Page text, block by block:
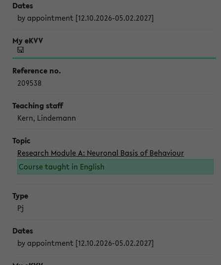
by appointment [12.10.2026-05.02.2027]
209538
Kern, Lindemann
Research Module A: Neuronal Basis of Behaviour
Course taught in English
Pj
by appointment [12.10.2026-05.02.2027]